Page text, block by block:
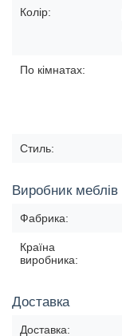
Колір:
По кімнатах:
Стиль:
Виробник меблів
Фабрика:
Країна
виробника:
Доставка
Доставка: